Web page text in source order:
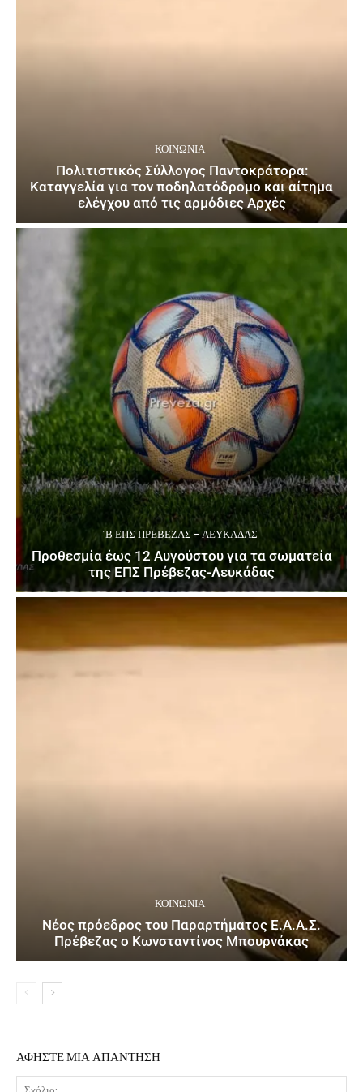
ΚΟΙΝΩΝΙΑ
Πολιτιστικός Σύλλογος Παντοκράτορα:
Καταγγελία για τον ποδηλατόδρομο και αίτημα
ελέγχου από τις αρμόδιες Αρχές
΄Β ΕΠΣ ΠΡΈΒΕΖΑΣ - ΛΕΥΚΆΔΑΣ
Προθεσμία έως 12 Αυγούστου για τα σωματεία
της ΕΠΣ Πρέβεζας-Λευκάδας
ΚΟΙΝΩΝΙΑ
Νέος πρόεδρος του Παραρτήματος Ε.Α.Α.Σ.
Πρέβεζας ο Κωνσταντίνος Μπουρνάκας
ΑΦΗΣΤΕ ΜΙΑ ΑΠΑΝΤΗΣΗ